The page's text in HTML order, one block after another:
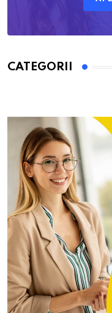
CATEGORII